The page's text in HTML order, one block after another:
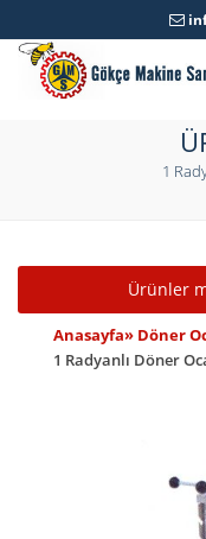
1
Toggle
Ürünler
Anasayfa» Döner
1 Radyanlı Döner